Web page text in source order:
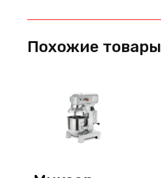
IP30FM,
(Китай)
Похожие товары